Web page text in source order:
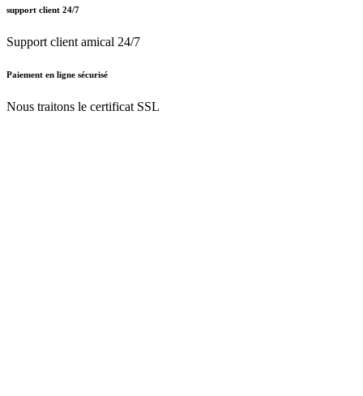
support client 24/7
Support client amical 24/7
Paiement en ligne sécurisé
Nous traitons le certificat SSL